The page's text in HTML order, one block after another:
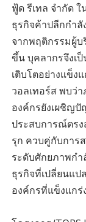
ฟู้ด รีเทล จำกัด ใ
ธุรกิจค้าปลีกกำลั
จากพฤติกรรมผู้
ขึ้น บุคลากรจึงเ
เติบโตอย่างแข็ง
วอลเทอร์ส พบว่
องค์กรยังเผชิญ
ประสบการณ์ตรง
รุก ควบคู่กับการ
ระดับศักยภาพก
ธุรกิจที่เปลี่ยนแป
องค์กรที่แข็งแก